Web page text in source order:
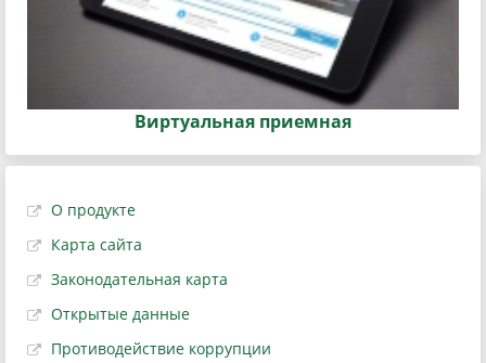
Виртуальная приемная
О продукте
Карта сайта
Законодательная карта
Открытые данные
Противодействие коррупции